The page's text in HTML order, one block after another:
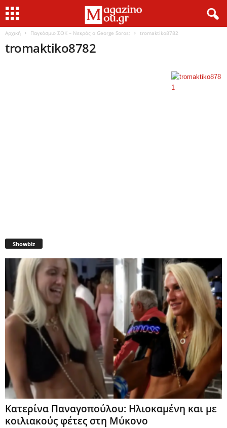
Αρχική Παγκόσμιο ΣΟΚ – Νεκρός ο George Soros; tromaktiko8782
tromaktiko8782
Showbiz
Κατερίνα Παναγοπούλου: Ηλιοκαμένη και με
κοιλιακούς φέτες στη Μύκονο